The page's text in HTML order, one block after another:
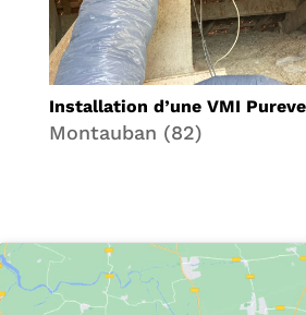
Installation d’une VMI
Montauban (82)